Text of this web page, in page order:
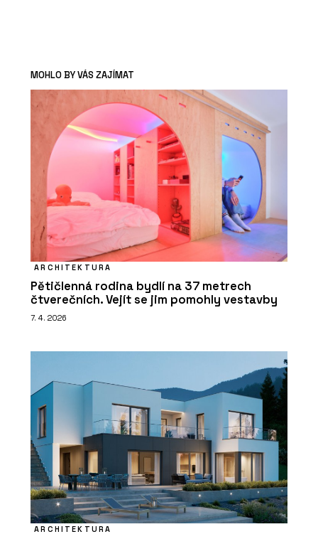
MOHLO BY VÁS ZAJÍMAT
ARCHITEKTURA
Pětičlenná rodina bydlí na 37 metrech
čtverečních. Vejít se jim pomohly vestavby
7. 4. 2026
ARCHITEKTURA